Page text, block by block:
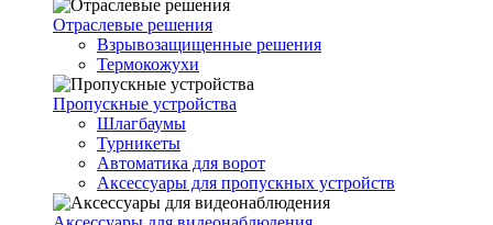
Отраслевые решения
Взрывозащищенные решения
Термокожухи
Пропускные устройства
Шлагбаумы
Турникеты
Автоматика для ворот
Аксессуары для пропускных устройств